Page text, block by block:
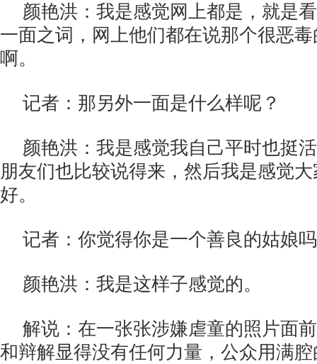
颜艳洪：我是感觉网上都是，就是
一面之词，网上他们都在说那个很恶
啊。
记者：那另外一面是什么样呢？
颜艳洪：我是感觉我自己平时也挺
朋友们也比较说得来，然后我是感觉
好。
记者：你觉得你是一个善良的姑娘
颜艳洪：我是这样子感觉的。
解说：在一张张涉嫌虐童的照片面
和辩解显得没有任何力量，公众用满